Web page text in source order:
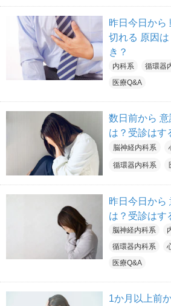
昨日今日から
切れる 原因
き？
内科系 循環器
医療Q&A
数日前から
は？受診はす
脳神経内科系
循環器内科系
昨日今日から
は？受診はす
脳神経内科系
循環器内科系
医療Q&A
1か月以上前